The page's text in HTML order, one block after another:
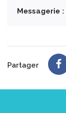
Messagerie :
Partager